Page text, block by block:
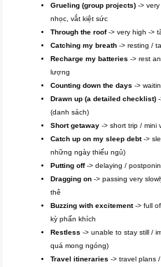
Grueling (group projects) ->
nhọc, vắt kiệt sức
Through the roof-> very high ->
Catching my breath -> resting /
Recharge my batteries -> rest
lượng
Counting down the days ->
Drawn up (a detailed checklist)
(danh sách)
Short getaway -> short trip / mini
Catch up on my sleep debt->
những ngày thiếu ngủ)
Putting off-> delaying /
Dragging on -> passing very
thê
Buzzing with excitement-> full
kỳ phấn khích
Restless -> unable to stay still /
quá mong ngóng)
Travel itineraries -> travel plans